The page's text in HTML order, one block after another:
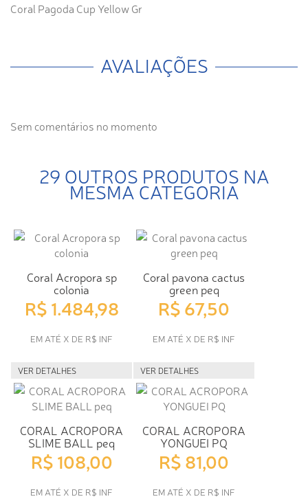
Coral Pagoda Cup Yellow Gr
AVALIAÇÕES
Sem comentários no momento
29 OUTROS PRODUTOS NA
MESMA CATEGORIA
Coral Acropora sp
colonia
R$ 1.484,98
EM ATÉ X DE R$ INF
VER DETALHES
Coral pavona cactus
green peq
R$ 67,50
EM ATÉ X DE R$ INF
VER DETALHES
CORAL ACROPORA
SLIME BALL peq
R$ 108,00
EM ATÉ X DE R$ INF
CORAL ACROPORA
YONGUEI PQ
R$ 81,00
EM ATÉ X DE R$ INF